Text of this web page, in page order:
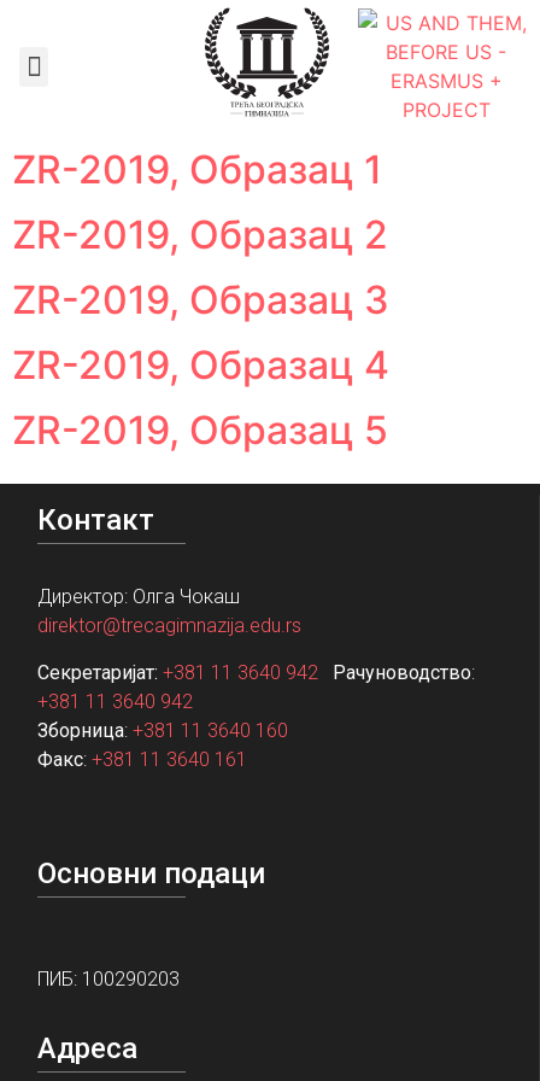
ZR-2019, Образац 1
ZR-2019, Образац 2
ZR-2019, Образац 3
ZR-2019, Образац 4
ZR-2019, Образац 5
Контакт
Директор: Олга Чокаш
direktor@trecagimnazija.edu.rs
Секретаријат: +381 11 3640 942 Рачуноводство:
+381 11 3640 942
Зборница:+381 11 3640 160
Факс:+381 11 3640 161
Основни подаци
ПИБ: 100290203
Адреса